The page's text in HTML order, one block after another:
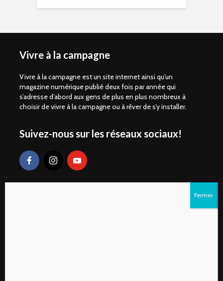
Vivre à la campagne
Vivre à la campagne est un site internet ainsi qu'un
magazine numérique publié deux fois par année qui
s’adresse d’abord aux gens de plus en plus nombreux à
choisir de vivre à la campagne ou à rêver de s’y installer.
Suivez-nous sur les réseaux sociaux!